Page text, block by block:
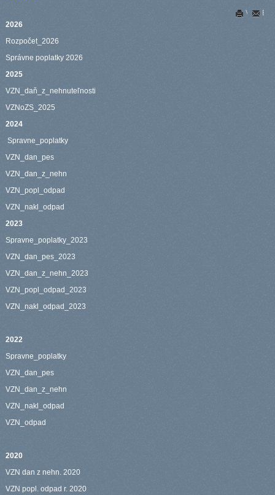
VytlačiťE-
2026
Rozpočet_2026
Správne poplatky 2026
2025
VZN_daň_z_nehnuteľnosti
VZNoZS_2025
2024
Spravne_poplatky
VZN_dan_pes
VZN_dan_z_nehn
VZN_popl_odpad
VZN_nakl_odpad
2023
Spravne_poplatky_2023
VZN_dan_pes_2023
VZN_dan_z_nehn_2023
VZN_popl_odpad_2023
VZN_nakl_odpad_2023
2022
Spravne_poplatky
VZN_dan_pes
VZN_dan_z_nehn
VZN_nakl_odpad
VZN_odpad
2020
VZN dan z nehn. 2020
VZN popl. odpad r. 2020